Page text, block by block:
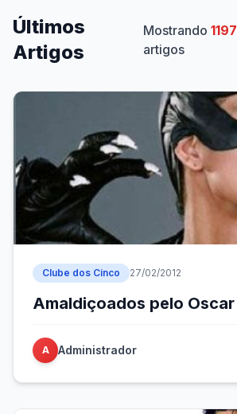
Últimos
Artigos
Mostrando1197
artigos
Clube dos Cinco 27/02/2012
Amaldiçoados pelo Oscar
A Administrador